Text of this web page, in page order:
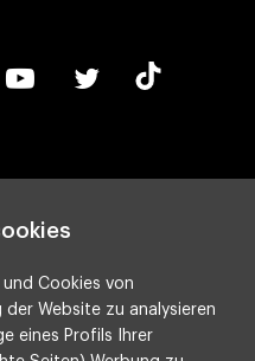
Quality and Environment
Cookies von
Website zu analysieren
eines Profils Ihrer